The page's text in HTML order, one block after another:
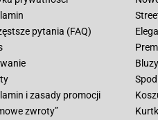
pytania (FAQ)
i zasady promocji
zwroty”